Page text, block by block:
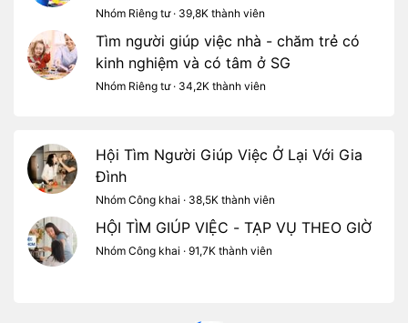
Nhóm Riêng tư · 39,8K thành viên
Tìm người giúp việc nhà - chăm trẻ có
kinh nghiệm và có tâm ở SG
Nhóm Riêng tư · 34,2K thành viên
Hội Tìm Người Giúp Việc Ở Lại Với Gia
Đình
Nhóm Công khai · 38,5K thành viên
HỘI TÌM GIÚP VIỆC - TẠP VỤ THEO GIỜ
Nhóm Công khai · 91,7K thành viên